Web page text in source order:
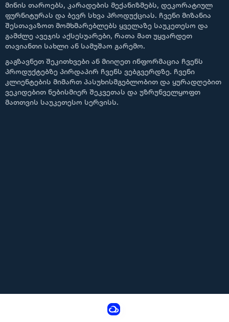
მინის თაროებს, კარადების მექანიზმებს, დეკორატიულ
ფურნიტურას და ბევრ სხვა პროდუქციას. ჩვენი მიზანია
შესთავაზოთ მომხმარებლებს ყველაზე საუკეთესო და
გამძლე ავეჯის აქსესუარები, რათა მათ უყვარდეთ
თავიანთი სახლი ან სამუშაო გარემო.
გაგზავნეთ შეკითხვები ან მიიღეთ ინფორმაცია ჩვენს
პროდუქტებზე პირდაპირ ჩვენს ვებგვერდზე. ჩვენი
კლიენტების მიმართ პასუხისმგებლობით და ყურადღებით
ვეკიდებით ნებისმიერ შეკვეთას და უზრუნველყოფთ
მათთვის საუკეთესო სერვისს.